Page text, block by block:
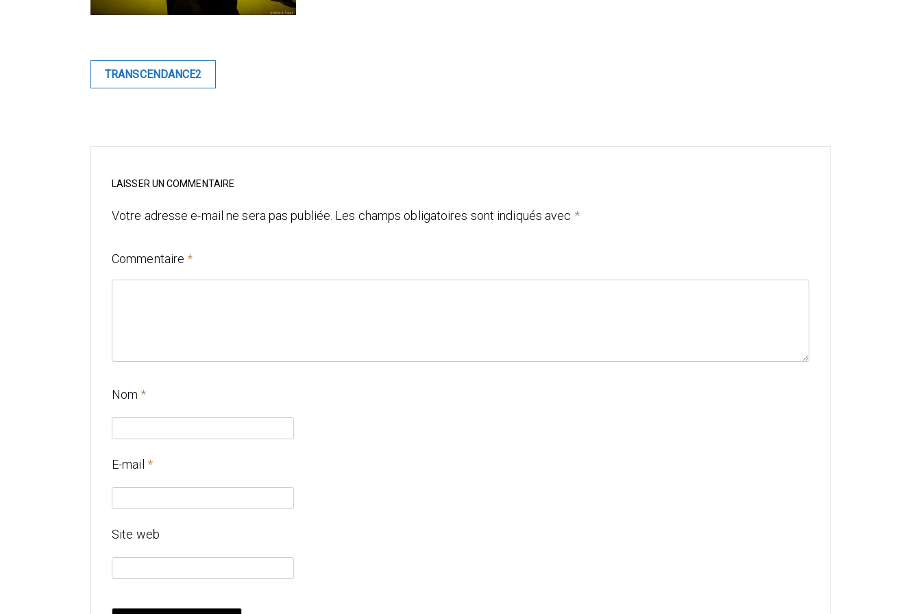
Navigation
TRANSCENDANCE2
LAISSER UN COMMENTAIRE
Votre adresse e-mail ne sera pas publiée. Les champs obligatoires sont indiqués avec *
Commentaire *
Nom *
E-mail *
Site web